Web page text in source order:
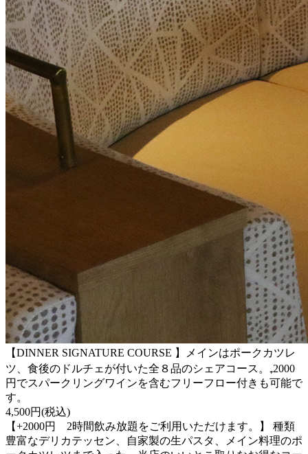
【DINNER SIGNATURE COURSE 】メインはポークカツレ
ツ、食後のドルチェが付いた全８品のシェアコース。₊2000
円でスパークリングワインを含むフリーフロー付きも可能で
す。
4,500円(税込)
【+2000円 2時間飲み放題をご利用いただけます。】 種類
豊富なデリカテッセン、自家製の生パスタ、メイン料理のポ